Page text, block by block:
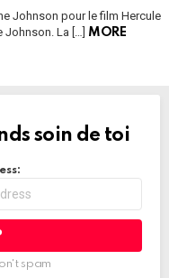
Johnson pour le film Hercule
Johnson. La […] MORE
soin de toi
spam